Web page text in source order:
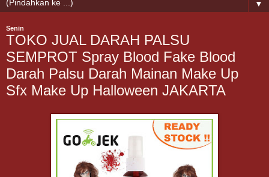
▼
Senin
TOKO JUAL DARAH PALSU
SEMPROT Spray Blood Fake Blood
Darah Palsu Darah Mainan Make Up
Sfx Make Up Halloween JAKARTA